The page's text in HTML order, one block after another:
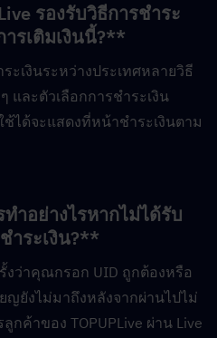
รองรับวิธีการชำระ
รเติมเงินนี้?**
ะเงินระหว่างประเทศหลายวิธี
และตัวเลือกการชำระเงิน
ได้จะแสดงที่หน้าชำระเงินตาม
ำอย่างไรหากไม่ได้รับ
ำระเงิน?**
ว่าคุณกรอก UID ถูกต้องหรือ
ญยังไม่มาถึงหลังจากผ่านไปไม่
ค้าของ TOPUPLive ผ่าน Live